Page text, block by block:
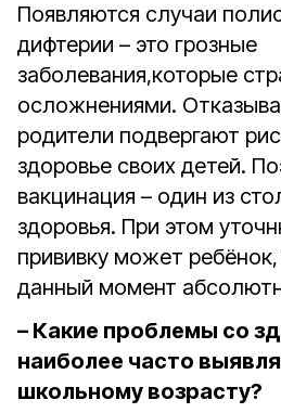
Появляются случаи
дифтерии – это грозные
заболевания,которые
осложнениями.
родители подвергают
здоровье своих детей.
вакцинация – один из
здоровья. При этом
прививку может
данный момент
– Какие проблемы со
наиболее часто
школьному возрасту?